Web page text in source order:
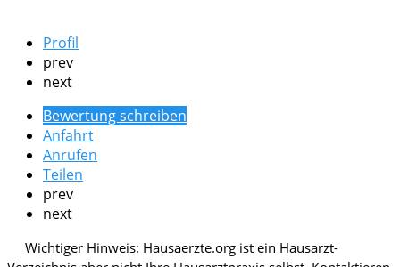
Profil
prev
next
Bewertung schreiben
Anfahrt
Anrufen
Teilen
prev
next